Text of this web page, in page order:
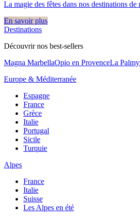
La magie des fêtes dans nos destinations de
En savoir plus
Destinations
Découvrir nos best-sellers
Magna MarbellaOpio en ProvenceLa
Europe & Méditerranée
Espagne
France
Grèce
Italie
Portugal
Sicile
Turquie
Alpes
France
Italie
Suisse
Les Alpes en été